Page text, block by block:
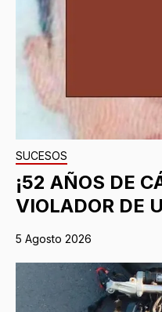
SUCESOS
¡52 AÑOS DE
VIOLADOR DE
5 Agosto 2026